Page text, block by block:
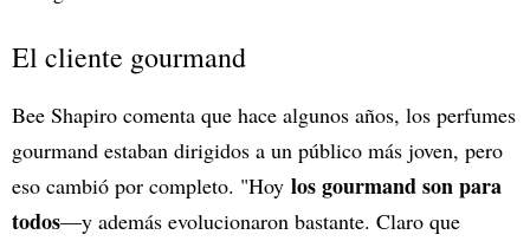
El cliente gourmand
Bee Shapiro comenta que hace algunos años, los perfumes
gourmand estaban dirigidos a un público más joven, pero
eso cambió por completo. "Hoy los gourmand son para
todos—y además evolucionaron bastante. Claro que